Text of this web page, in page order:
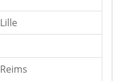
Lille
Reims